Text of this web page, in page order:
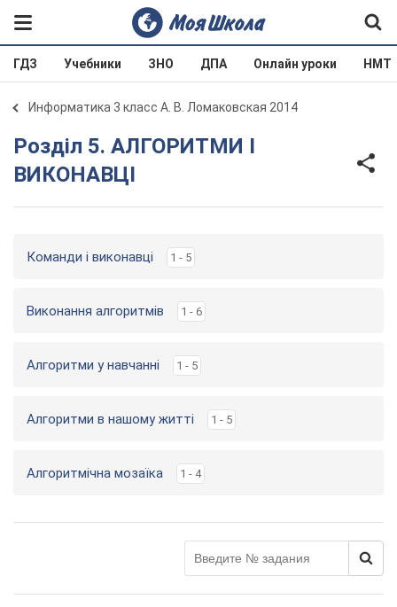
ГДЗ Учебники ЗНО ДПА Онлайн уроки НМТ
Информатика 3 класс А. В. Ломаковская 2014
Розділ 5. АЛГОРИТМИ І
ВИКОНАВЦІ
Команди і виконавці 1 - 5
Виконання алгоритмів 1 - 6
Алгоритми у навчанні 1 - 5
Алгоритми в нашому житті 1 - 5
Алгоритмічна мозаїка 1 - 4